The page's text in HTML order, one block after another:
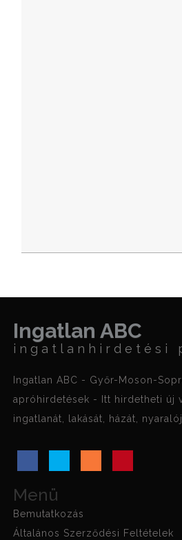
Ingatlan ABC
ingatlanhirdetési
Ingatlan ABC - Győr-Moson-
apróhirdetések - Itt hirdetheti új
ingatlanát, lakását, házát,
Menü
Bemutatkozás
Általános Szerződési Feltételek